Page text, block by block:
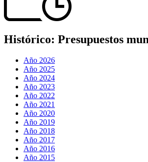
Histórico: Presupuestos
Año 2026
Año 2025
Año 2024
Año 2023
Año 2022
Año 2021
Año 2020
Año 2019
Año 2018
Año 2017
Año 2016
Año 2015